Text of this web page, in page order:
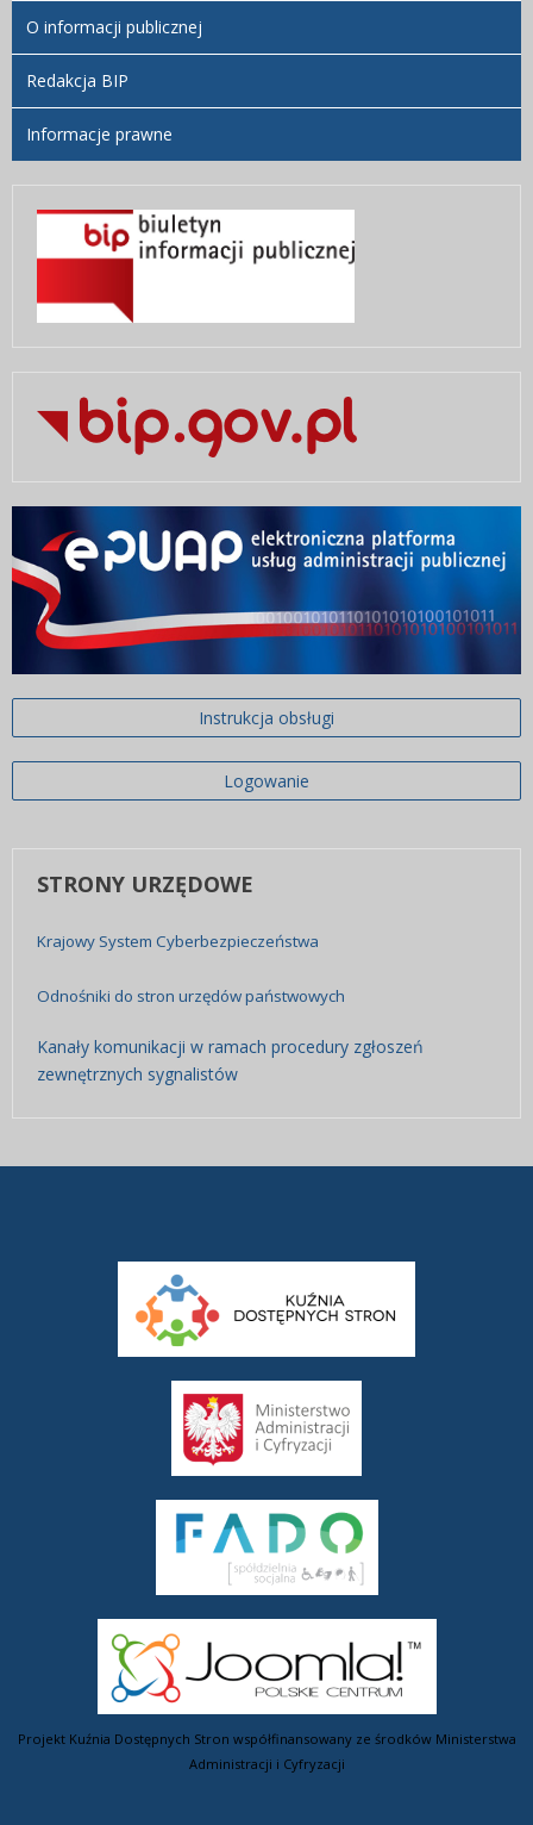
O informacji publicznej
Redakcja BIP
Informacje prawne
Instrukcja obsługi
Logowanie
STRONY URZĘDOWE
Krajowy System Cyberbezpieczeństwa
Odnośniki do stron urzędów państwowych
Kanały komunikacji w ramach procedury zgłoszeń
zewnętrznych sygnalistów
Projekt Kuźnia Dostępnych Stron współfinansowany ze środków Ministerstwa
Administracji i Cyfryzacji